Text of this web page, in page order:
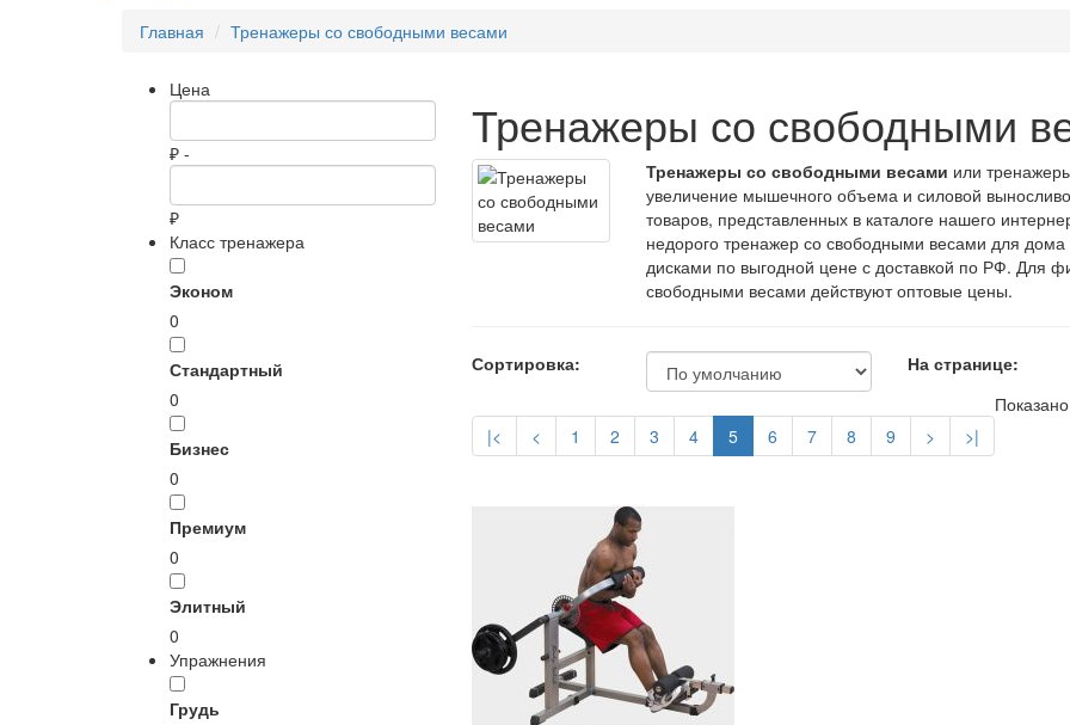
Главная
Тренажеры со свободными весами
Цена
₽ -
₽
Класс тренажера
Эконом
0
Стандартный
0
Бизнес
0
Премиум
0
Элитный
0
Упражнения
Грудь
Тренажеры со свободными
Тренажеры со свободными весами или
увеличение мышечного объема и силовой
товаров, представленных в каталоге нашего
недорого тренажер со свободными весами для
дисками по выгодной цене с доставкой по РФ. Для
свободными весами действуют оптовые цены.
Сортировка: На странице:
|< < 1 2 3 4 5 6 7 8 9 > >|